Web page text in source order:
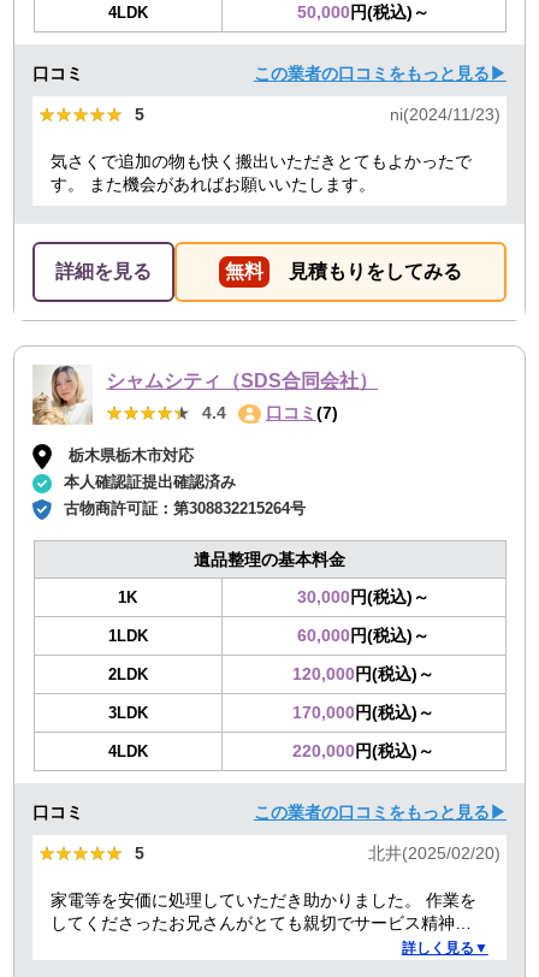
4LDK 50,000円(税込)～
口コミ この業者の口コミをもっと見る▶
★★★★★
★★★★★ 5 ni(2024/11/23)
気さくで追加の物も快く搬出いただきとてもよかったで
す。 また機会があればお願いいたします。
詳細を見る 無料 見積もりをしてみる
シャムシティ（SDS合同会社）
★★★★★
★★★★★ 4.4 口コミ (7)
栃木県栃木市対応
本人確認証提出確認済み
古物商許可証：第308832215264号
遺品整理の基本料金
1K 30,000円(税込)～
1LDK 60,000円(税込)～
2LDK 120,000円(税込)～
3LDK 170,000円(税込)～
4LDK 220,000円(税込)～
口コミ この業者の口コミをもっと見る▶
★★★★★
★★★★★ 5 北井(2025/02/20)
家電等を安価に処理していただき助かりました。 作業を
してくださったお兄さんがとても親切でサービス精神溢
詳しく見る▼